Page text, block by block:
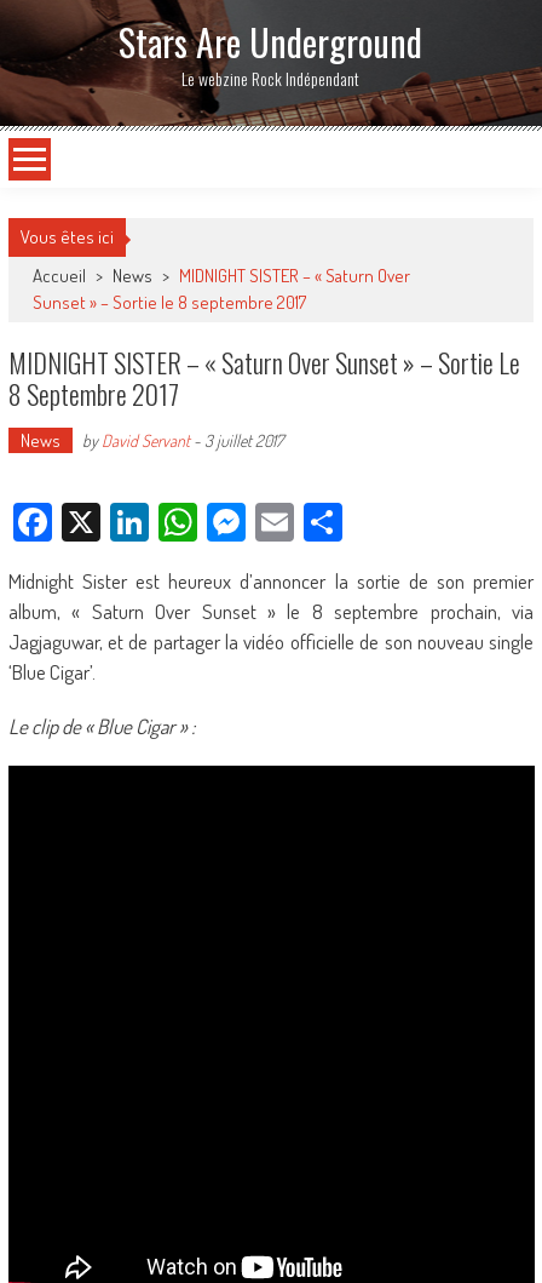
Stars Are Underground
Le webzine Rock Indépendant
Vous êtes ici
Accueil > News > MIDNIGHT SISTER – « Saturn Over
Sunset » – Sortie le 8 septembre 2017
MIDNIGHT SISTER – « Saturn Over Sunset » – Sortie Le
8 Septembre 2017
News byDavid Servant- 3 juillet 2017
Facebook
X LinkedIn
WhatsApp
Messenger
EmailPartager
Midnight Sister est heureux d’annoncer la sortie de son premier
album, « Saturn Over Sunset » le 8 septembre prochain, via
Jagjaguwar, et de partager la vidéo officielle de son nouveau single
‘Blue Cigar’.
Le clip de « Blue Cigar » :